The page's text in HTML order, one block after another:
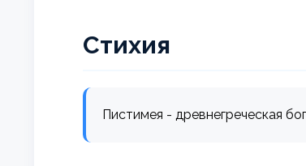
Стихия
Пистимея - древнегреческая